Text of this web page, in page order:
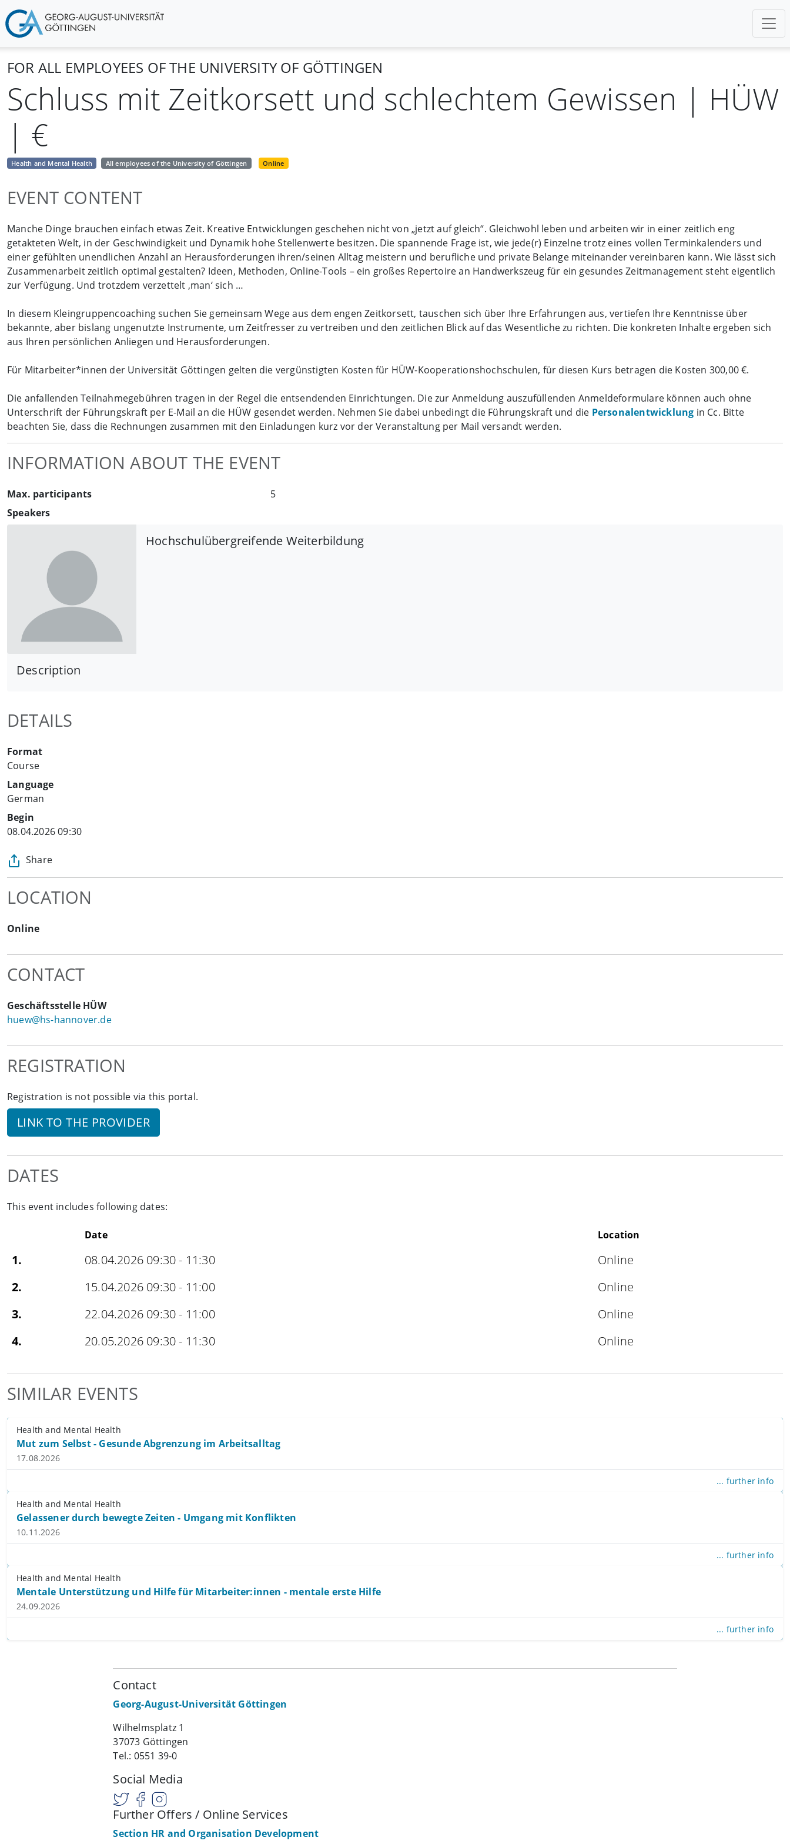
FOR ALL EMPLOYEES OF THE UNIVERSITY OF GÖTTINGEN
Schluss mit Zeitkorsett und schlechtem Gewissen | HÜW
| €
Health and Mental Health All employees of the University of Göttingen Online
EVENT CONTENT
Manche Dinge brauchen einfach etwas Zeit. Kreative Entwicklungen geschehen nicht von „jetzt auf gleich“. Gleichwohl leben und arbeiten wir in einer zeitlich eng
getakteten Welt, in der Geschwindigkeit und Dynamik hohe Stellenwerte besitzen. Die spannende Frage ist, wie jede(r) Einzelne trotz eines vollen Terminkalenders und
einer gefühlten unendlichen Anzahl an Herausforderungen ihren/seinen Alltag meistern und berufliche und private Belange miteinander vereinbaren kann. Wie lässt sich
Zusammenarbeit zeitlich optimal gestalten? Ideen, Methoden, Online-Tools – ein großes Repertoire an Handwerkszeug für ein gesundes Zeitmanagement steht eigentlich
zur Verfügung. Und trotzdem verzettelt ‚man‘ sich …
In diesem Kleingruppencoaching suchen Sie gemeinsam Wege aus dem engen Zeitkorsett, tauschen sich über Ihre Erfahrungen aus, vertiefen Ihre Kenntnisse über
bekannte, aber bislang ungenutzte Instrumente, um Zeitfresser zu vertreiben und den zeitlichen Blick auf das Wesentliche zu richten. Die konkreten Inhalte ergeben sich
aus Ihren persönlichen Anliegen und Herausforderungen.
Für Mitarbeiter*innen der Universität Göttingen gelten die vergünstigten Kosten für HÜW-Kooperationshochschulen, für diesen Kurs betragen die Kosten 300,00 €.
Die anfallenden Teilnahmegebühren tragen in der Regel die entsendenden Einrichtungen. Die zur Anmeldung auszufüllenden Anmeldeformulare können auch ohne
Unterschrift der Führungskraft per E-Mail an die HÜW gesendet werden. Nehmen Sie dabei unbedingt die Führungskraft und die Personalentwicklung in Cc. Bitte
beachten Sie, dass die Rechnungen zusammen mit den Einladungen kurz vor der Veranstaltung per Mail versandt werden.
INFORMATION ABOUT THE EVENT
Max. participants
5
Speakers
Hochschulübergreifende Weiterbildung
Description
DETAILS
Format
Course
Language
German
Begin
08.04.2026 09:30
Share
LOCATION
Online
CONTACT
Geschäftsstelle HÜW
huew@hs-hannover.de
REGISTRATION
Registration is not possible via this portal.
LINK TO THE PROVIDER
DATES
This event includes following dates:
Date Location
1. 08.04.2026 09:30 - 11:30
Online
2.
15.04.2026 09:30 - 11:00
Online
3.
22.04.2026 09:30 - 11:00
Online
4.
20.05.2026 09:30 - 11:30 Online
SIMILAR EVENTS
Health and Mental Health
Mut zum Selbst - Gesunde Abgrenzung im Arbeitsalltag
17.08.2026
... further info
Health and Mental Health
Gelassener durch bewegte Zeiten - Umgang mit Konflikten
10.11.2026
... further info
Health and Mental Health
Mentale Unterstützung und Hilfe für Mitarbeiter:innen - mentale erste Hilfe
24.09.2026
... further info
Contact
Georg-August-Universität Göttingen
Wilhelmsplatz 1
37073 Göttingen
Tel.: 0551 39-0
Social Media
Further Offers / Online Services
Section HR and Organisation Development